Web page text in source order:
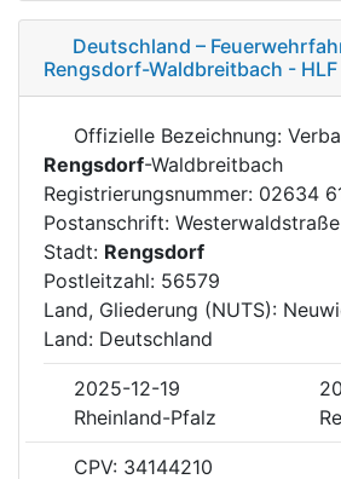
Deutschland –
Rengsdorf-Waldbreitbach - HLF
Offizielle Bezeichnung:
Rengsdorf-Waldbreitbach
Registrierungsnummer: 02634
Postanschrift:
Stadt: Rengsdorf
Postleitzahl: 56579
Land, Gliederung (NUTS):
Land: Deutschland
2025-12-19
Rheinland-Pfalz
CPV: 34144210